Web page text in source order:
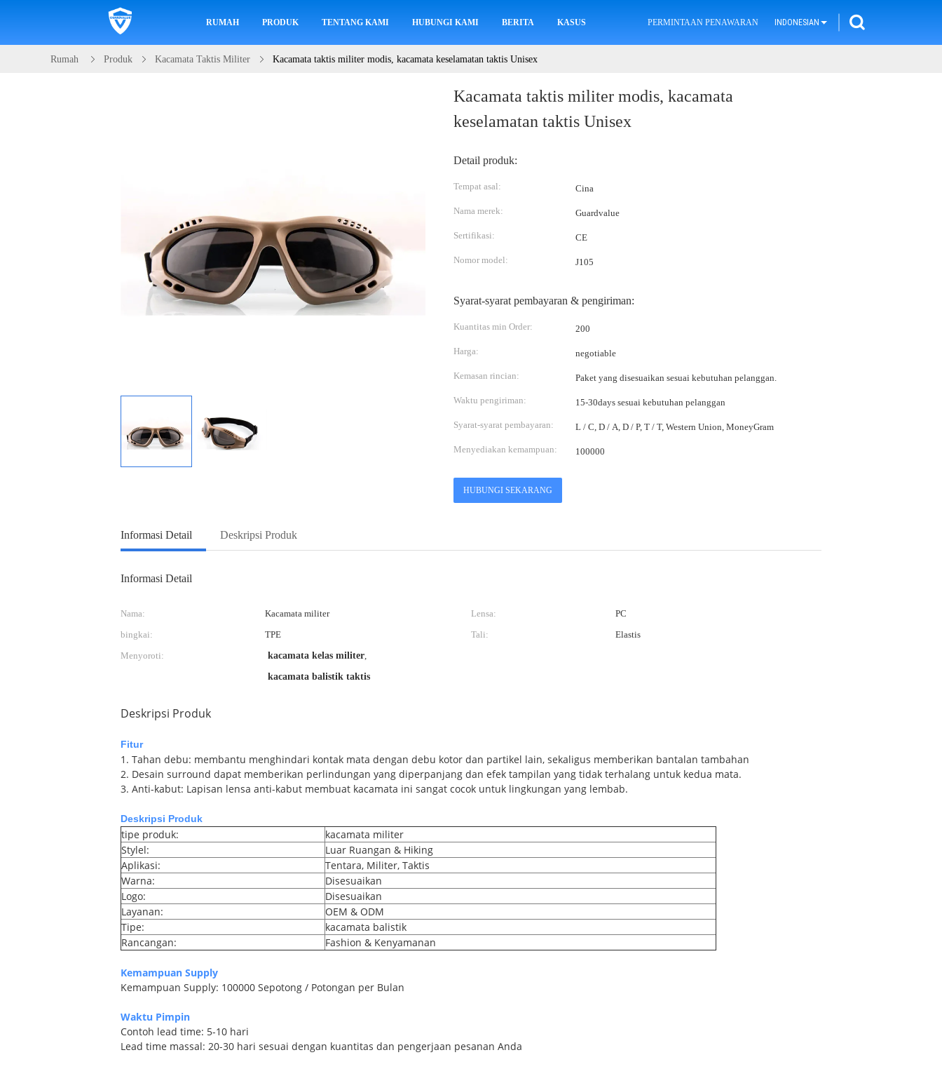
RUMAH PRODUK TENTANG KAMI HUBUNGI KAMI BERITA KASUS PERMINTAAN PENAWARAN INDONESIAN
Rumah Produk Kacamata Taktis Militer Kacamata taktis militer modis, kacamata keselamatan taktis Unisex
Kacamata taktis militer modis, kacamata
keselamatan taktis Unisex
Detail produk:
Tempat asal: Cina
Nama merek: Guardvalue
Sertifikasi: CE
Nomor model: J105
Syarat-syarat pembayaran & pengiriman:
Kuantitas min Order: 200
Harga: negotiable
Kemasan rincian: Paket yang disesuaikan sesuai kebutuhan pelanggan.
Waktu pengiriman: 15-30days sesuai kebutuhan pelanggan
Syarat-syarat pembayaran: L / C, D / A, D / P, T / T, Western Union, MoneyGram
Menyediakan kemampuan: 100000
HUBUNGI SEKARANG
Informasi Detail Deskripsi Produk
Informasi Detail
Nama: Kacamata militer Lensa:
PC
bingkai:
TPE Tali:
Elastis
Menyoroti:
kacamata kelas militer,
kacamata balistik taktis
Deskripsi Produk
Fitur
1. Tahan debu: membantu menghindari kontak mata dengan debu kotor dan partikel lain, sekaligus memberikan bantalan tambahan
2. Desain surround dapat memberikan perlindungan yang diperpanjang dan efek tampilan yang tidak terhalang untuk kedua mata.
3. Anti-kabut: Lapisan lensa anti-kabut membuat kacamata ini sangat cocok untuk lingkungan yang lembab.
Deskripsi Produk
tipe produk:
kacamata militer
Stylel:
Luar Ruangan & Hiking
Aplikasi:
Tentara, Militer, Taktis
Warna:
Disesuaikan
Logo:
Disesuaikan
Layanan:
OEM & ODM
Tipe:
kacamata balistik
Rancangan:
Fashion & Kenyamanan
Kemampuan Supply
Kemampuan Supply: 100000 Sepotong / Potongan per Bulan
Waktu Pimpin
Contoh lead time: 5-10 hari
Lead time massal: 20-30 hari sesuai dengan kuantitas dan pengerjaan pesanan Anda